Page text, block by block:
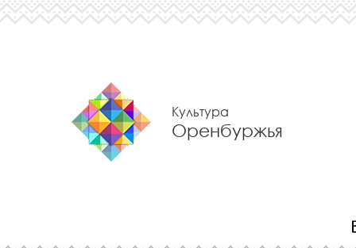
Культура
Оренбуржья